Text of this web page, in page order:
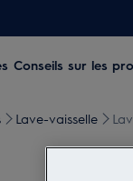
Conseils sur les
Lave-vaisselle